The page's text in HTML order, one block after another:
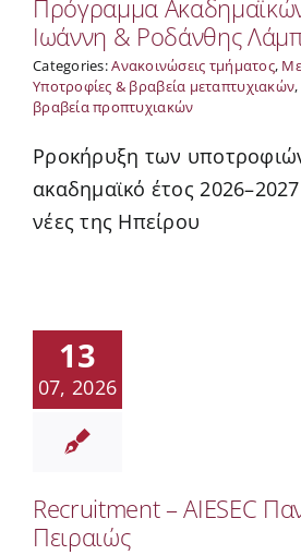
Πρόγραμμα
Ιωάννη & Ροδάνθης
Categories:Ανακοινώσεις τμήματος,
Υποτροφίες & βραβεία μεταπτυχιακών,
βραβεία προπτυχιακών
Pροκήρυξη των
ακαδημαϊκό έτος
νέες της Ηπείρου
13
07, 2026
Recruitment – AIESEC
Πειραιώς